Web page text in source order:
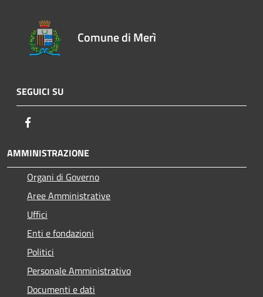
Comune di Merì
SEGUICI SU
AMMINISTRAZIONE
Organi di Governo
Aree Amministrative
Uffici
Enti e fondazioni
Politici
Personale Amministrativo
Documenti e dati